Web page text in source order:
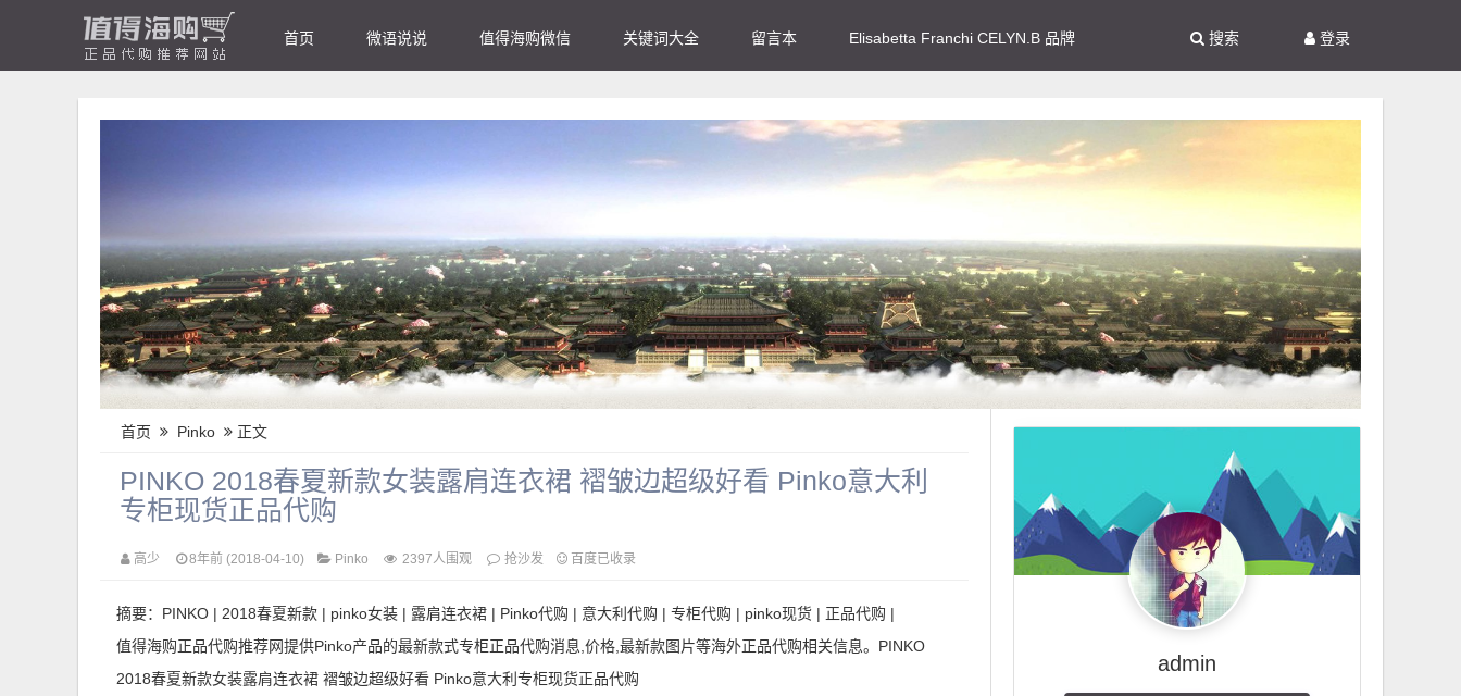
首页 微语说说 值得海购微信 关键词大全 留言本 Elisabetta Franchi CELYN.B 品牌 登录
搜索
首页 Pinko 正文
PINKO 2018春夏新款女装露肩连衣裙 褶皱边超级好看 Pinko意大利
专柜现货正品代购
高少 8年前 (2018-04-10) Pinko 2397人围观 抢沙发 百度已收录
摘要：PINKO | 2018春夏新款 | pinko女装 | 露肩连衣裙 | Pinko代购 | 意大利代购 | 专柜代购 | pinko现货 | 正品代购 |
值得海购正品代购推荐网提供Pinko产品的最新款式专柜正品代购消息,价格,最新款图片等海外正品代购相关信息。PINKO
2018春夏新款女装露肩连衣裙 褶皱边超级好看 Pinko意大利专柜现货正品代购
admin